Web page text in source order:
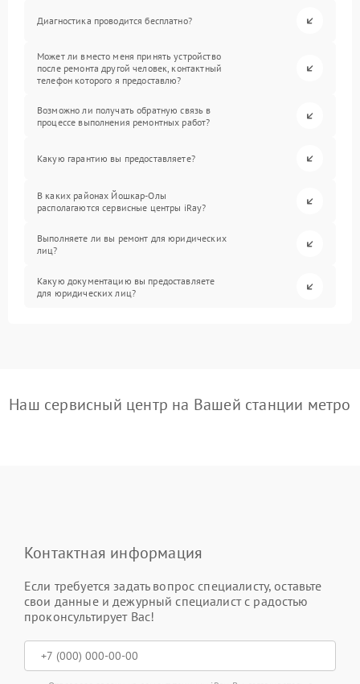
Диагностика проводится бесплатно?
Может ли вместо меня принять устройство
после ремонта другой человек, контактный
телефон которого я предоставлю?
Возможно ли получать обратную связь в
процессе выполнения ремонтных работ?
Какую гарантию вы предоставляете?
В каких районах Йошкар-Олы
располагаются сервисные центры iRay?
Выполняете ли вы ремонт для юридических
лиц?
Какую документацию вы предоставляете
для юридических лиц?
Наш сервисный центр на Вашей станции метро
Контактная информация
Если требуется задать вопрос специалисту, оставьте
свои данные и дежурный специалист с радостью
проконсультирует Вас!